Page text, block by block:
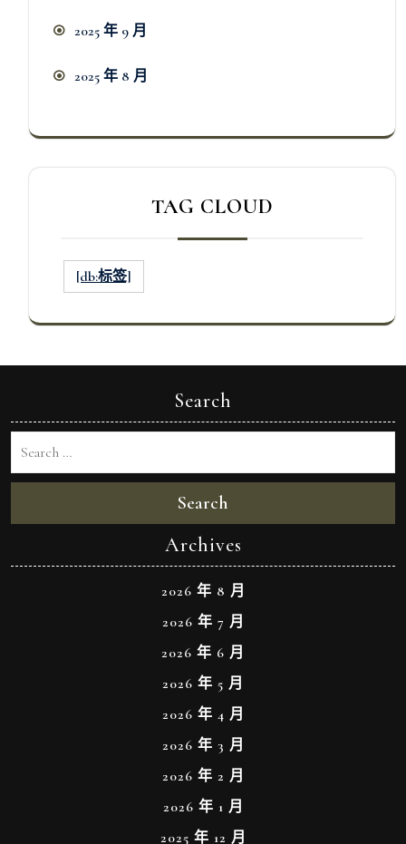
2025 年 9 月
2025 年 8 月
TAG CLOUD
[db:标签]
Search
Search
Archives
2026 年 8 月
2026 年 7 月
2026 年 6 月
2026 年 5 月
2026 年 4 月
2026 年 3 月
2026 年 2 月
2026 年 1 月
2025 年 12 月